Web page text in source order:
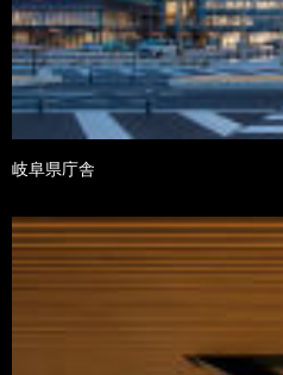
岐阜県庁舎